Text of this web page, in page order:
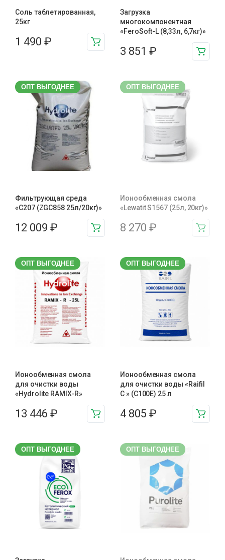
Соль таблетированная,
25кг
1 490 ₽
Загрузка
многокомпонентная
«FeroSoft-L (8,33л, 6,7кг)»
3 851 ₽
ОПТ ВЫГОДНЕЕ
Фильтрующая среда
«С207 (ZGC858 25л/20кг)»
12 009 ₽
ОПТ ВЫГОДНЕЕ
Ионообменная смола
«Lewatit S1567 (25л, 20кг)»
8 270 ₽
ОПТ ВЫГОДНЕЕ
Ионообменная смола
для очистки воды
«Hydrolite RAMIX-R»
13 446 ₽
ОПТ ВЫГОДНЕЕ
Ионообменная смола
для очистки воды «Raifil
C » (C100E) 25 л
4 805 ₽
ОПТ ВЫГОДНЕЕ ОПТ ВЫГОДНЕЕ